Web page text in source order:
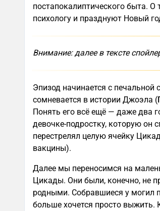
постапокалиптического быта.
психологу и празднуют Новый
Внимание: далее в тексте
Эпизод начинается с печальной
сомневается в истории Джоэла (
Понять его всё ещё — даже два
девочке-подростку, которую он
перестрелял целую ячейку
вакцины).
Далее мы переносимся на
Цикады. Они были, конечно, не
родными. Собравшиеся у могил
больше хочется просто выжить.